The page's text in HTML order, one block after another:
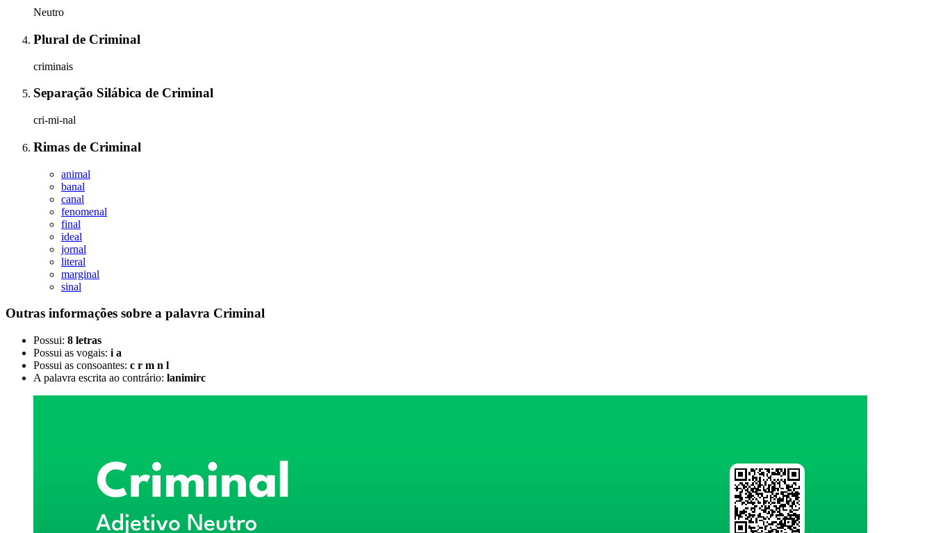
Neutro
Plural de Criminal
criminais
Separação Silábica de Criminal
cri-mi-nal
Rimas de Criminal
animal
banal
canal
fenomenal
final
ideal
jornal
literal
marginal
sinal
Outras informações sobre a palavra Criminal
Possui: 8 letras
Possui as vogais: i a
Possui as consoantes: c r m n l
A palavra escrita ao contrário: lanimirc